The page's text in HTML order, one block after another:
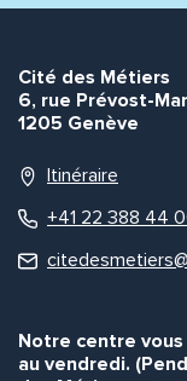
Cité des Métiers
6, rue Prévost-
1205 Genève
Itinéraire
+41 22 388 44
Notre centre
au vendredi.